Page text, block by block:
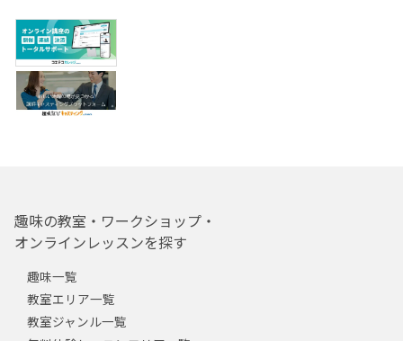
趣味の教室・ワークショップ・
オンラインレッスンを探す
趣味一覧
教室エリア一覧
教室ジャンル一覧